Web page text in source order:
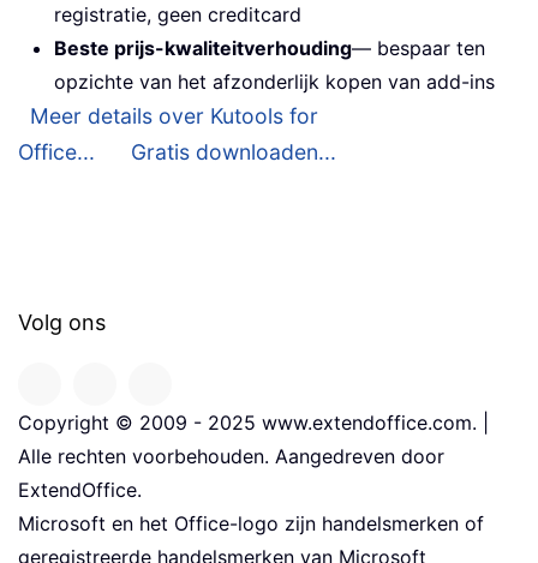
registratie, geen creditcard
Beste prijs-kwaliteitverhouding— bespaar ten
opzichte van het afzonderlijk kopen van add-ins
Meer details over Kutools for
Office...
Gratis downloaden...
Volg ons
Copyright © 2009 - 2025 www.extendoffice.com. |
Alle rechten voorbehouden. Aangedreven door
ExtendOffice.
Microsoft en het Office-logo zijn handelsmerken of
geregistreerde handelsmerken van Microsoft